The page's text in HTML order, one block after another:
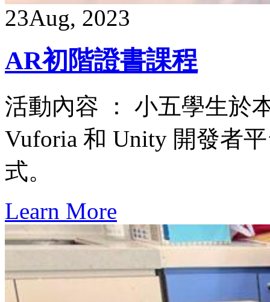
23Aug, 2023
AR初階證書課程
活動內容 ： 小五學生於
Vuforia 和 Unity 開發者
式。
Learn More